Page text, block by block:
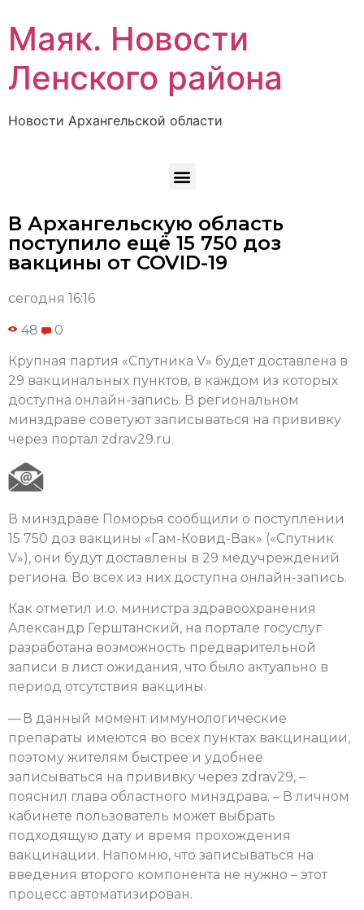
Маяк. Новости
Ленского района
Новости Архангельской области
В Архангельскую область
поступило ещё 15 750 доз
вакцины от COVID-19
сегодня 16:16
48 0
Крупная партия «Спутника V» будет доставлена в
29 вакцинальных пунктов, в каждом из которых
доступна онлайн-запись. В региональном
минздраве советуют записываться на прививку
через портал zdrav29.ru.
В минздраве Поморья сообщили о поступлении
15 750 доз вакцины «Гам-Ковид-Вак» («Спутник
V»), они будут доставлены в 29 медучреждений
региона. Во всех из них доступна онлайн-запись.
Как отметил и.о. министра здравоохранения
Александр Герштанский, на портале госуслуг
разработана возможность предварительной
записи в лист ожидания, что было актуально в
период отсутствия вакцины.
— В данный момент иммунологические
препараты имеются во всех пунктах вакцинации,
поэтому жителям быстрее и удобнее
записываться на прививку через zdrav29, –
пояснил глава областного минздрава. – В личном
кабинете пользователь может выбрать
подходящую дату и время прохождения
вакцинации. Напомню, что записываться на
введения второго компонента не нужно – этот
процесс автоматизирован.